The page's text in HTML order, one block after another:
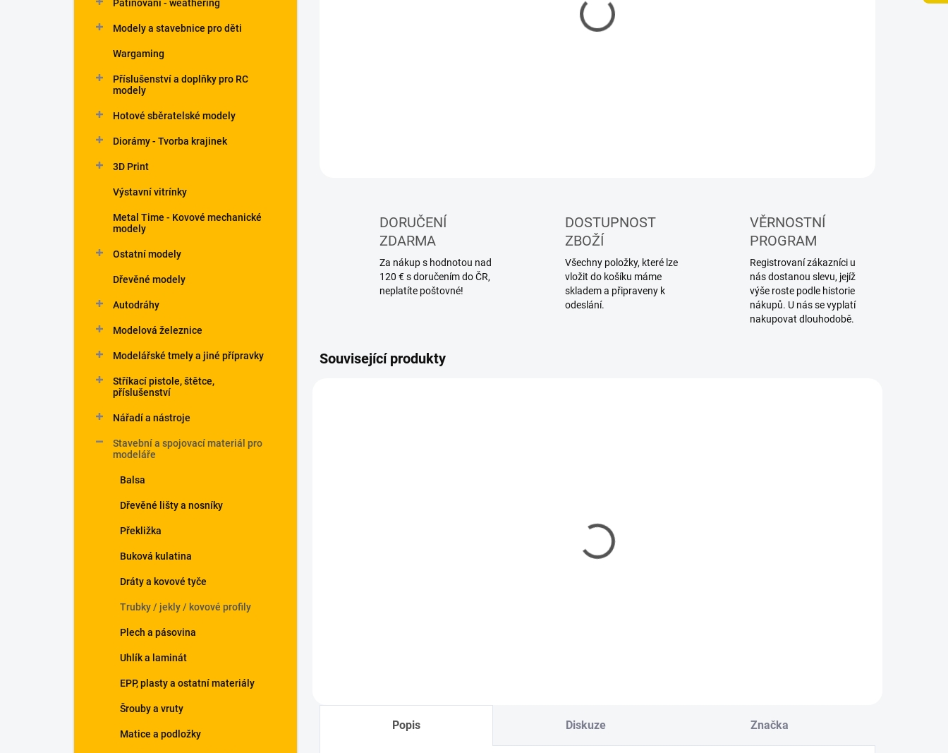
Patinování - weathering
Modely a stavebnice pro děti
Wargaming
Příslušenství a doplňky pro RC
modely
Hotové sběratelské modely
Diorámy - Tvorba krajinek
3D Print
Výstavní vitrínky
Metal Time - Kovové mechanické
modely
Ostatní modely
Dřevěné modely
Autodráhy
Modelová železnice
Modelářské tmely a jiné přípravky
Stříkací pistole, štětce,
příslušenství
Nářadí a nástroje
Stavební a spojovací materiál pro
modeláře
Balsa
Dřevěné lišty a nosníky
Překližka
Buková kulatina
Dráty a kovové tyče
Trubky / jekly / kovové profily
Plech a pásovina
Uhlík a laminát
EPP, plasty a ostatní materiály
Šrouby a vruty
Matice a podložky
MOŽNOSTI DORUČENÍ
DORUČENÍ
ZDARMA
Za nákup s hodnotou nad
120 € s doručením do ČR,
neplatíte poštovné!
DOSTUPNOST
ZBOŽÍ
Všechny položky, které lze
vložit do košíku máme
skladem a připraveny k
odeslání.
VĚRNOSTNÍ
PROGRAM
Registrovaní zákazníci u
nás dostanou slevu, jejíž
výše roste podle historie
nákupů. U nás se vyplatí
nakupovat dlouhodobě.
Související produkty
Popis Diskuze Značka